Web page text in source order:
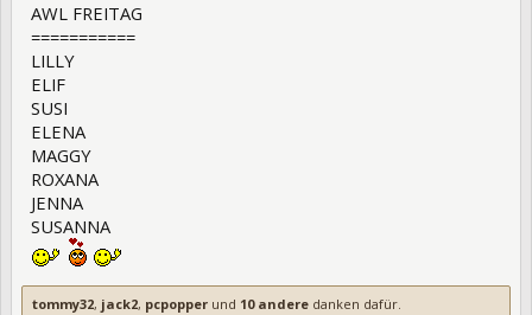
AWL FREITAG
===========
LILLY
ELIF
SUSI
ELENA
MAGGY
ROXANA
JENNA
SUSANNA
tommy32, jack2, pcpopper und 10 andere danken dafür.